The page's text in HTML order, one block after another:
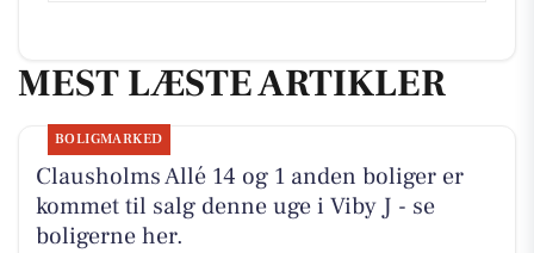
MEST LÆSTE ARTIKLER
BOLIGMARKED
Clausholms Allé 14 og 1 anden boliger er
kommet til salg denne uge i Viby J - se
boligerne her.